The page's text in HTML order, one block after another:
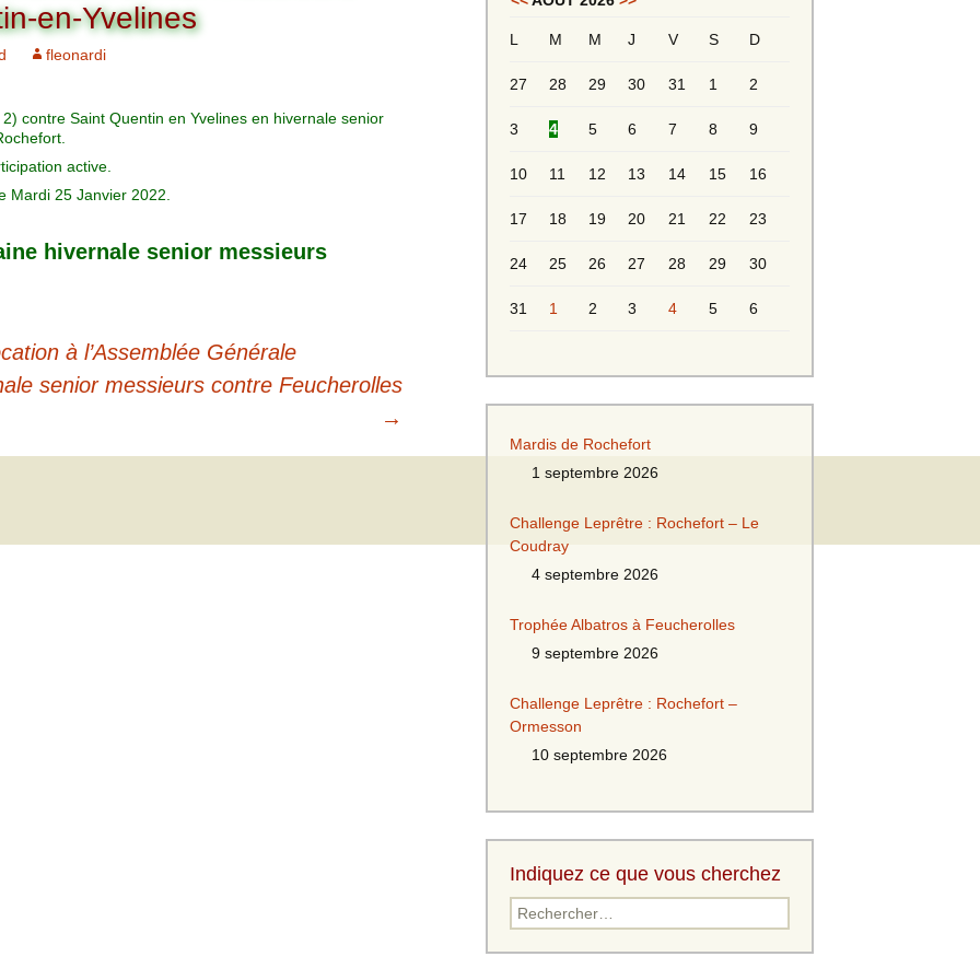
Charte pour les joueurs
des équipes
Coupe de Paris Dames
Dames
Equipe Senior
Equipe Mid-Amateurs
Messieurs 2ème série
Messieurs Golden
en-Yvelines
fleonardi
contre Saint Quentin en Yvelines en hivernale senior
active.
Mardi 25 Janvier 2022.
hivernale senior messieurs
à l’Assemblée Générale
senior messieurs contre Feucherolles
→
L M M J V S D
27 28 29 30 31 1 2
3 4 5 6 7 8 9
10 11 12 13 14 15 16
17 18 19 20 21 22 23
24 25 26 27 28 29 30
31 1 2 3 4 5 6
Mardis de Rochefort
1 septembre 2026
Challenge Leprêtre : Rochefort – Le
Coudray
4 septembre 2026
Trophée Albatros à Feucherolles
9 septembre 2026
Challenge Leprêtre : Rochefort –
Ormesson
10 septembre 2026
Indiquez ce que vous cherchez